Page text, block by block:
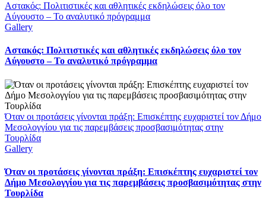
Αστακός: Πολιτιστικές και αθλητικές εκδηλώσεις όλο τον
Αύγουστο – Το αναλυτικό πρόγραμμα
Gallery
Αστακός: Πολιτιστικές και αθλητικές εκδηλώσεις όλο τον
Αύγουστο – Το αναλυτικό πρόγραμμα
Όταν οι προτάσεις γίνονται πράξη: Επισκέπτης ευχαριστεί τον Δήμο
Μεσολογγίου για τις παρεμβάσεις προσβασιμότητας στην
Τουρλίδα
Gallery
Όταν οι προτάσεις γίνονται πράξη: Επισκέπτης ευχαριστεί τον
Δήμο Μεσολογγίου για τις παρεμβάσεις προσβασιμότητας στην
Τουρλίδα